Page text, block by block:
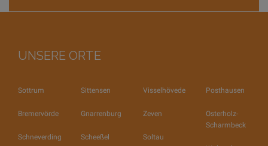
UNSERE ORTE
Sottrum
Bremervörde
Schneverding
Sittensen
Gnarrenburg
Scheeßel
Visselhövede
Zeven
Soltau
Posthausen
Osterholz-
Scharmbeck